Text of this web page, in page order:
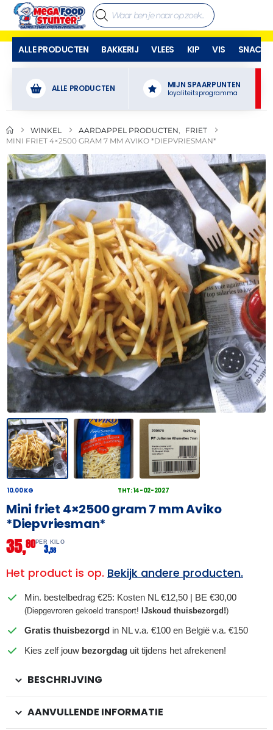
ALLE PRODUCTEN BAKKERIJ VLEES KIP VIS SNACKS
ALLE PRODUCTEN MIJN SPAARPUNTEN
loyaliteitsprogramma
WINKEL AARDAPPEL PRODUCTEN
FRIET
MINI FRIET 4×2500 GRAM 7 MM AVIKO *DIEPVRIESMAN*
10.00 KG THT: 14-02-2027
Mini friet 4×2500 gram 7 mm Aviko
*Diepvriesman*
35,80PER KILO
3,58
Het product is op. Bekijk andere producten.
Min. bestelbedrag €25: Kosten NL €12,50 | BE €30,00
(Diepgevroren gekoeld transport! IJskoud thuisbezorgd!)
Gratis thuisbezorgd in NL v.a. €100 en België v.a. €150
Kies zelf jouw bezorgdag uit tijdens het afrekenen!
BESCHRIJVING
AANVULLENDE INFORMATIE